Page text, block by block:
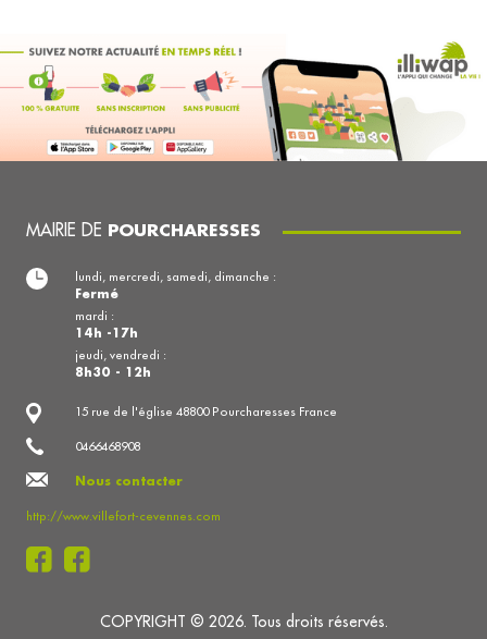
MAIRIE DE POURCHARESSES
15 rue de l'église 48800 Pourcharesses France
0466468908
Nous contacter
http://www.villefort-cevennes.com
lundi, mercredi, samedi, dimanche :
Fermé
mardi :
14h -17h
jeudi, vendredi :
8h30 - 12h
COPYRIGHT © 2026. Tous droits réservés.